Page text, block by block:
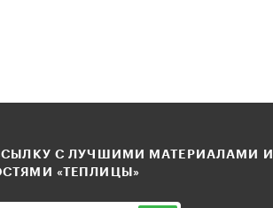
С ЛУЧШИМИ МАТЕРИАЛАМИ И
«ТЕПЛИЦЫ»